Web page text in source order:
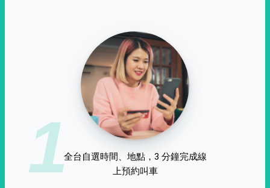
1全台自選時間、地點，3 分鐘完成線
上預約叫車